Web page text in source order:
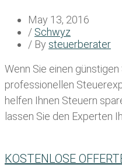
May 13, 2016
/ Schwyz
/ By steuerberater
Wenn Sie einen
professionellen
helfen Ihnen Steuern
lassen Sie den Experten
KOSTENLOSE